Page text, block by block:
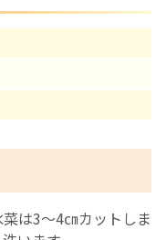
は3～4㎝カットしま
ル